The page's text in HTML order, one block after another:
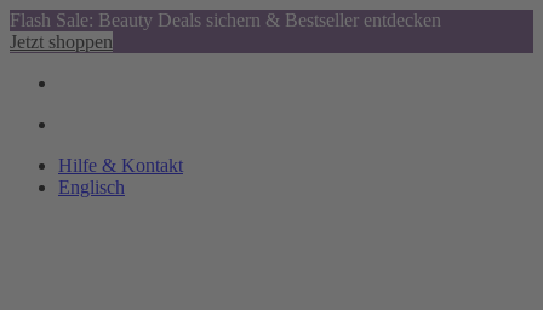
Flash Sale: Beauty Deals sichern & Bestseller entdecken
Jetzt shoppen
Hilfe & Kontakt
Englisch